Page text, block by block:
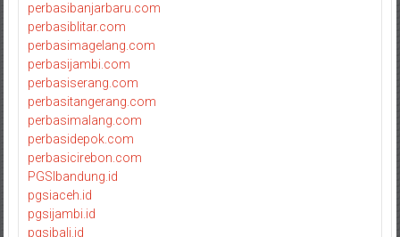
perbasibanjarbaru.com
perbasiblitar.com
perbasimagelang.com
perbasijambi.com
perbasiserang.com
perbasitangerang.com
perbasimalang.com
perbasidepok.com
perbasicirebon.com
PGSIbandung.id
pgsiaceh.id
pgsijambi.id
pgsibali.id